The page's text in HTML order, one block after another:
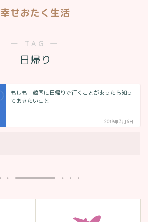
幸せおたく生活
― TAG ―
日帰り
もしも！韓国に日帰りで行くことがあったら知っ
ておきたいこと
2019年3月6日